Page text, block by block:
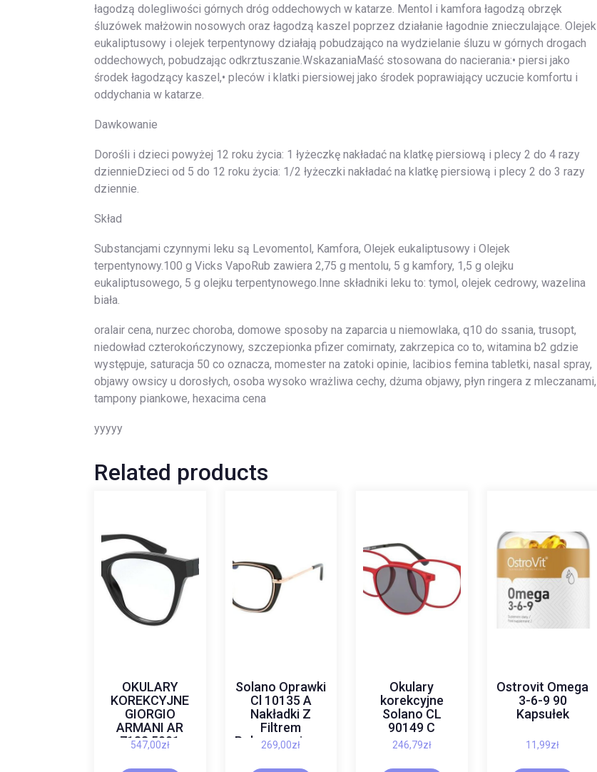
łagodzą dolegliwości górnych dróg oddechowych w katarze. Mentol i kamfora łagodzą obrzęk
śluzówek małżowin nosowych oraz łagodzą kaszel poprzez działanie łagodnie znieczulające. Olejek
eukaliptusowy i olejek terpentynowy działają pobudzająco na wydzielanie śluzu w górnych drogach
oddechowych, pobudzając odkrztuszanie.WskazaniaMaść stosowana do nacierania:• piersi jako
środek łagodzący kaszel,• pleców i klatki piersiowej jako środek poprawiający uczucie komfortu i
oddychania w katarze.
Dawkowanie
Dorośli i dzieci powyżej 12 roku życia: 1 łyżeczkę nakładać na klatkę piersiową i plecy 2 do 4 razy
dziennieDzieci od 5 do 12 roku życia: 1/2 łyżeczki nakładać na klatkę piersiową i plecy 2 do 3 razy
dziennie.
Skład
Substancjami czynnymi leku są Levomentol, Kamfora, Olejek eukaliptusowy i Olejek
terpentynowy.100 g Vicks VapoRub zawiera 2,75 g mentolu, 5 g kamfory, 1,5 g olejku
eukaliptusowego, 5 g olejku terpentynowego.Inne składniki leku to: tymol, olejek cedrowy, wazelina
biała.
oralair cena, nurzec choroba, domowe sposoby na zaparcia u niemowlaka, q10 do ssania, trusopt,
niedowład czterokończynowy, szczepionka pfizer comirnaty, zakrzepica co to, witamina b2 gdzie
występuje, saturacja 50 co oznacza, momester na zatoki opinie, lacibios femina tabletki, nasal spray,
objawy owsicy u dorosłych, osoba wysoko wrażliwa cechy, dżuma objawy, płyn ringera z mleczanami,
tampony piankowe, hexacima cena
yyyyy
Related products
OKULARY
KOREKCYJNE
GIORGIO
ARMANI AR
7188 5001
547,00zł
Solano Oprawki
Cl 10135 A
Nakładki Z
Filtrem
Polaryzacyjnym
Złote
269,00zł
Okulary
korekcyjne
Solano CL
90149 C
246,79zł
Ostrovit Omega
3-6-9 90
Kapsułek
11,99zł